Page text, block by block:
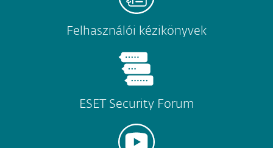
Felhasználói kézikönyvek
ESET Security Forum